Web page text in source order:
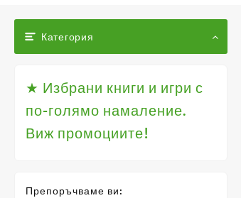
Категория
★ Избрани книги и игри с
по-голямо намаление.
Виж промоциите!
Препоръчваме ви: